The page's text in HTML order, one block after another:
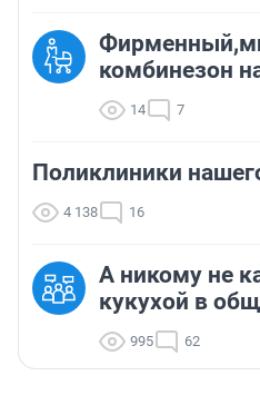
комбинезон
14 7
Поликлиники
4 138 16
А никому не
кукухой в
995 62